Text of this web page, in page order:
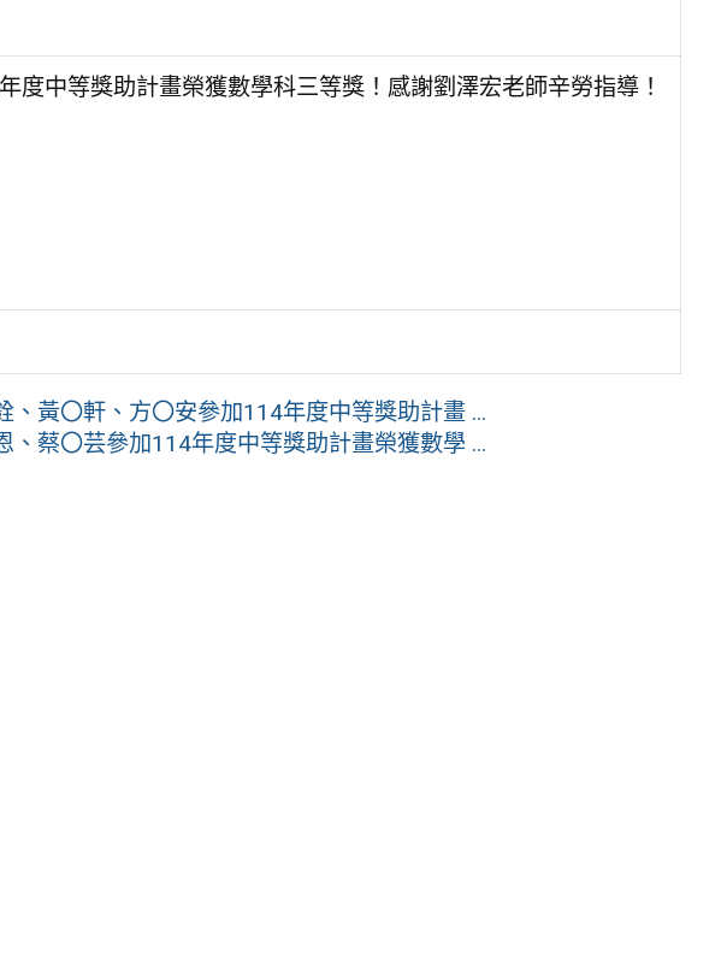
度中等獎助計畫榮獲數學科三等獎！感謝劉澤宏老師辛勞指導！
、黃〇軒、方〇安參加114年度中等獎助計畫 ...
、蔡〇芸參加114年度中等獎助計畫榮獲數學 ...